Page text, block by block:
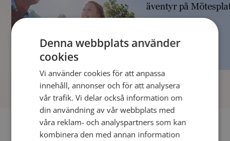
Fler singlar
Denna webbplats använder
cookies
Vi använder cookies för att anpassa
innehåll, annonser och för att analysera
vår trafik. Vi delar också information om
din användning av vår webbplats med
våra reklam- och analyspartners som kan
kombinera den med annan information